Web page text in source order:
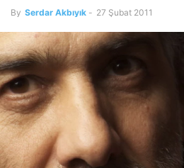
By Serdar Akbıyık - 27 Şubat 2011